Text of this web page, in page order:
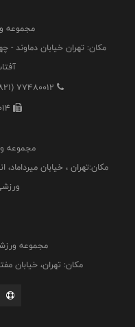
مجموعه
مکان: تهران خیابان دماوند -
77480012
مجموعه
مکان:تهران ، خیابان
مجموعه
مکان: تهران، خیابان